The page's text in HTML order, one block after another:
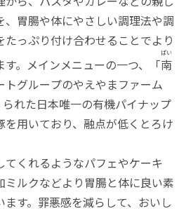
胃腸や体にやさしい調理法や調
っぷり付け合わせることでより
。メインメニューの一つ、「南
ぱい
グループのやえやまファーム
れた日本唯一の有機パイナップ
用いており、融点が低くとろけ
てくれるようなパフェやケーキ
ルクなどより胃腸と体に良い素
す。罪悪感を減らして、おいし